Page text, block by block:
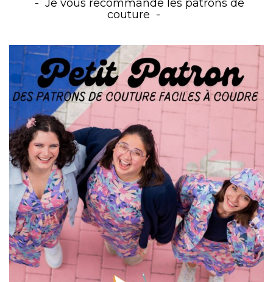
Je vous recommande les patrons de
couture